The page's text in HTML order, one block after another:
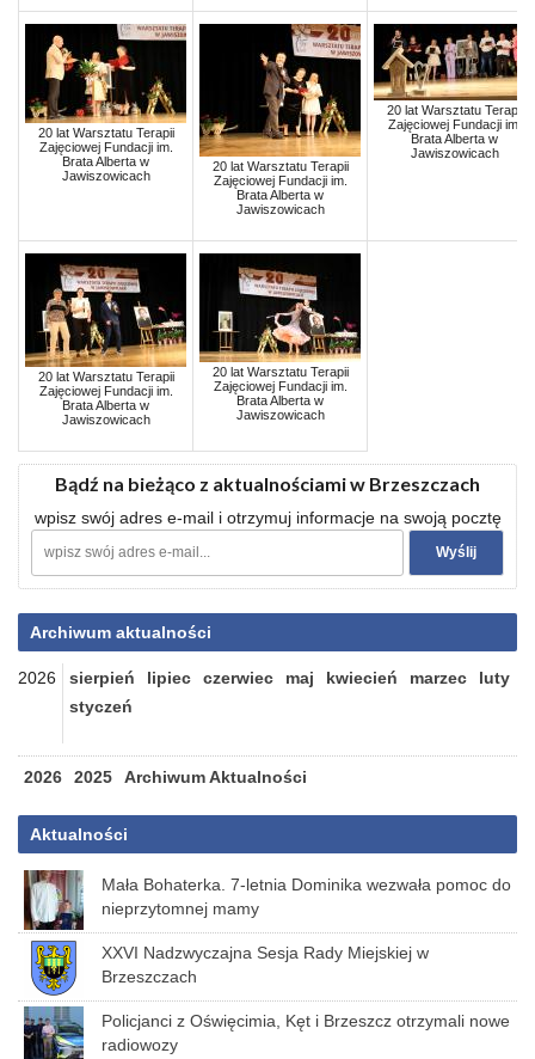
20 lat Warsztatu Terapii
Zajęciowej Fundacji im.
Brata Alberta w
Jawiszowicach
20 lat Warsztatu Terapii
Zajęciowej Fundacji im.
Brata Alberta w
Jawiszowicach
20 lat Warsztatu Terapii
Zajęciowej Fundacji im.
Brata Alberta w
Jawiszowicach
20 lat Warsztatu Terapii
Zajęciowej Fundacji im.
Brata Alberta w
Jawiszowicach
20 lat Warsztatu Terapii
Zajęciowej Fundacji im.
Brata Alberta w
Jawiszowicach
Bądź na bieżąco z aktualnościami w Brzeszczach
wpisz swój adres e-mail i otrzymuj informacje na swoją pocztę
Archiwum aktualności
2026 sierpień lipiec czerwiec maj kwiecień marzec
luty
styczeń
2026 2025 Archiwum Aktualności
Aktualności
Mała Bohaterka. 7-letnia Dominika wezwała pomoc do
nieprzytomnej mamy
XXVI Nadzwyczajna Sesja Rady Miejskiej w
Brzeszczach
Policjanci z Oświęcimia, Kęt i Brzeszcz otrzymali nowe
radiowozy